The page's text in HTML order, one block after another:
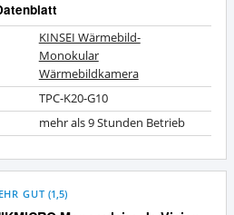
KINSEI Wärmebild-
Monokular
Wärmebildkamera
TPC-K20-G10
mehr als 9 Stunden Betrieb
GUT (1,5)